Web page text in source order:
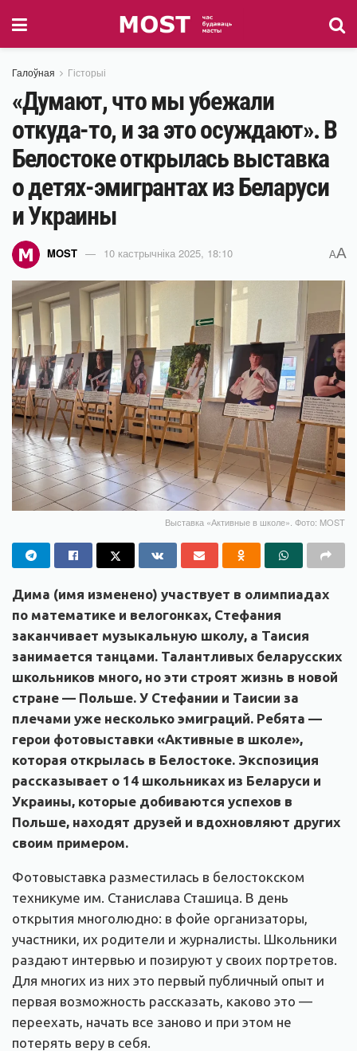
Галоўная Гісторыі
«Думают, что мы убежали
откуда-то, и за это осуждают». В
Белостоке открылась выставка
о детях-эмигрантах из Беларуси
и Украины
MOST 10 кастрычніка 2025, 18:10 AA
Выставка «Активные в школе». Фото: MOST
Дима (имя изменено) участвует в олимпиадах
по математике и велогонках, Стефания
заканчивает музыкальную школу, а Таисия
занимается танцами. Талантливых беларусских
школьников много, но эти строят жизнь в новой
стране — Польше. У Стефании и Таисии за
плечами уже несколько эмиграций. Ребята —
герои фотовыставки «Активные в школе»,
которая открылась в Белостоке. Экспозиция
рассказывает о 14 школьниках из Беларуси и
Украины, которые добиваются успехов в
Польше, находят друзей и вдохновляют других
своим примером.
Фотовыставка разместилась в белостокском
техникуме им. Станислава Сташица. В день
открытия многолюдно: в фойе организаторы,
участники, их родители и журналисты. Школьники
раздают интервью и позируют у своих портретов.
Для многих из них это первый публичный опыт и
первая возможность рассказать, каково это —
переехать, начать все заново и при этом не
потерять веру в себя.